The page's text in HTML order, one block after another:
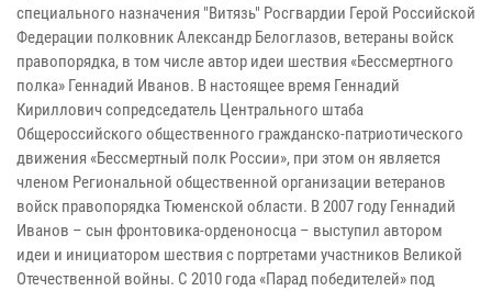
специального назначения "Витязь" Росгвардии Герой Российской
Федерации полковник Александр Белоглазов, ветераны войск
правопорядка, в том числе автор идеи шествия «Бессмертного
полка» Геннадий Иванов. В настоящее время Геннадий
Кириллович сопредседатель Центрального штаба
Общероссийского общественного гражданско-патриотического
движения «Бессмертный полк России», при этом он является
членом Региональной общественной организации ветеранов
войск правопорядка Тюменской области. В 2007 году Геннадий
Иванов – сын фронтовика-орденоносца – выступил автором
идеи и инициатором шествия с портретами участников Великой
Отечественной войны. С 2010 года «Парад победителей» под